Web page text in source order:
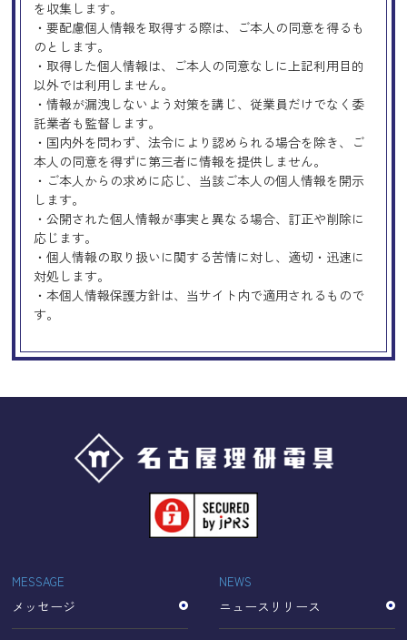
を収集します。
・要配慮個人情報を取得する際は、ご本人の同意を得るも
のとします。
・取得した個人情報は、ご本人の同意なしに上記利用目的
以外では利用しません。
・情報が漏洩しないよう対策を講じ、従業員だけでなく委
託業者も監督します。
・国内外を問わず、法令により認められる場合を除き、ご
本人の同意を得ずに第三者に情報を提供しません。
・ご本人からの求めに応じ、当該ご本人の個人情報を開示
します。
・公開された個人情報が事実と異なる場合、訂正や削除に
応じます。
・個人情報の取り扱いに関する苦情に対し、適切・迅速に
対処します。
・本個人情報保護方針は、当サイト内で適用されるもので
す。
Googleアナリティクスの使用につい
当サイトでは、より良いサービスの提供、またユーザビリ
ティの向上のため、Googleアナリティクスを使用し、当サ
イトの利用状況などのデータ収集及び解析を行っておりま
す。その際、「Cookie」を通じて、Googleがお客様のIPア
ドレスなどの情報を収集する場合がありますが、
「Cookie」で収集される情報は個人を特定できるものでは
収集されたデータはGoogleのプライバシーポリシーにおい
て管理されます。
なお、当サイトのご利用をもって、上述の方法・目的にお
いてGoogle及び当サイトが行うデータ処理に関し、お客様
MESSAGE
メッセージ
NEWS
ニュースリリース